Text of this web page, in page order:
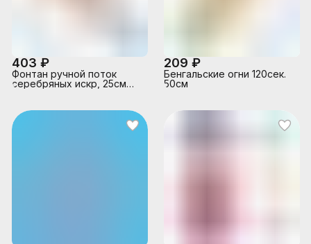
403 ₽
Фонтан ручной поток
серебряных искр, 25см
209 ₽
Бенгальские огни 120сек.
50см